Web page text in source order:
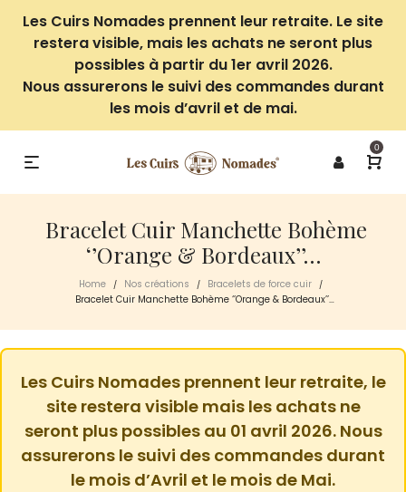
Les Cuirs Nomades prennent leur retraite. Le site
restera visible, mais les achats ne seront plus
possibles à partir du 1er avril 2026.
Nous assurerons le suivi des commandes durant
les mois d’avril et de mai.
0
Bracelet Cuir Manchette Bohème
‘’Orange & Bordeaux’’…
Home / Nos créations / Bracelets de force cuir /
Bracelet Cuir Manchette Bohème ‘’Orange & Bordeaux’’…
Les Cuirs Nomades prennent leur retraite, le
site restera visible mais les achats ne
seront plus possibles au 01 avril 2026. Nous
assurerons le suivi des commandes durant
le mois d’Avril et le mois de Mai.